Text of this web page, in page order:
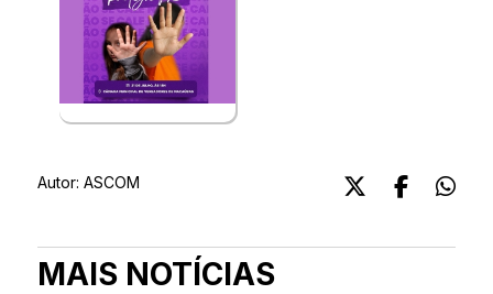
Autor: ASCOM
MAIS NOTÍCIAS